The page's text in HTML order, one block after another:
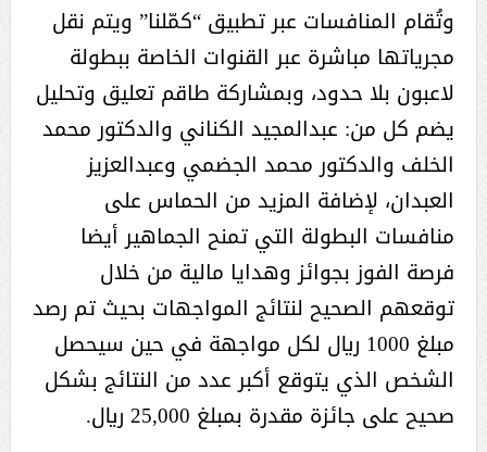
وتُقام المنافسات عبر تطبيق “كمّلنا” ويتم نقل
مجرياتها مباشرة عبر القنوات الخاصة ببطولة
لاعبون بلا حدود، وبمشاركة طاقم تعليق وتحليل
يضم كل من: عبدالمجيد الكناني والدكتور محمد
الخلف والدكتور محمد الجضمي وعبدالعزيز
العبدان، لإضافة المزيد من الحماس على
منافسات البطولة التي تمنح الجماهير أيضا
فرصة الفوز بجوائز وهدايا مالية من خلال
توقعهم الصحيح لنتائج المواجهات بحيث تم رصد
مبلغ 1000 ريال لكل مواجهة في حين سيحصل
الشخص الذي يتوقع أكبر عدد من النتائج بشكل
صحيح على جائزة مقدرة بمبلغ 25,000 ريال.